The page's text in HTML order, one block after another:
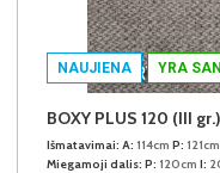
NAUJIENA YRA
BOXY PLUS 120 (III
Išmatavimai: A: 114cm P: 121cm
Miegamoji dalis: P: 120cm I: